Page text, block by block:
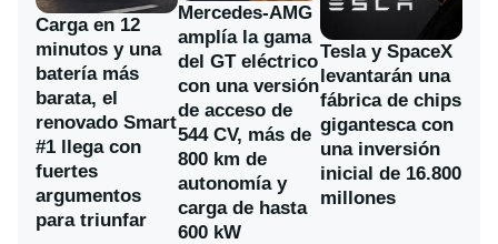
Carga en 12
minutos y una
batería más
barata, el
renovado Smart
#1 llega con
fuertes
argumentos
para triunfar
Mercedes-AMG
amplía la gama
del GT eléctrico
con una versión
de acceso de
544 CV, más de
800 km de
autonomía y
carga de hasta
600 kW
Tesla y SpaceX
levantarán una
fábrica de chips
gigantesca con
una inversión
inicial de 16.800
millones